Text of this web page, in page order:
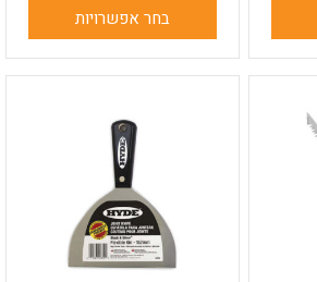
בחר אפשרויות
יש
מספר
סוגים.
ניתן
לבחור
את
האפשרויות